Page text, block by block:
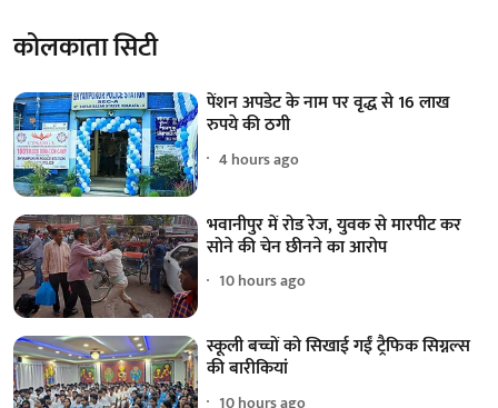
कोलकाता सिटी
पेंशन अपडेट के नाम पर वृद्ध से 16 लाख
रुपये की ठगी
4 hours ago
भवानीपुर में रोड रेज, युवक से मारपीट कर
सोने की चेन छीनने का आरोप
10 hours ago
स्कूली बच्चों को सिखाई गईं ट्रैफिक सिग्नल्स
की बारीकियां
10 hours ago